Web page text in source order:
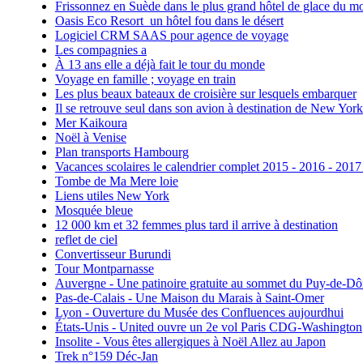
Frissonnez en Suède dans le plus grand hôtel de glace du
Oasis Eco Resort un hôtel fou dans le désert
Logiciel CRM SAAS pour agence de voyage
Les compagnies a
À 13 ans elle a déjà fait le tour du monde
Voyage en famille ; voyage en train
Les plus beaux bateaux de croisière sur lesquels embarquer
Il se retrouve seul dans son avion à destination de New York
Mer Kaikoura
Noël à Venise
Plan transports Hambourg
Vacances scolaires le calendrier complet 2015 - 2016 -
Tombe de Ma Mere loie
Liens utiles New York
Mosquée bleue
12 000 km et 32 femmes plus tard il arrive à destination
reflet de ciel
Convertisseur Burundi
Tour Montparnasse
Auvergne - Une patinoire gratuite au sommet du Puy-de-
Pas-de-Calais - Une Maison du Marais à Saint-Omer
Lyon - Ouverture du Musée des Confluences aujourdhui
États-Unis - United ouvre un 2e vol Paris CDG-Washington
Insolite - Vous êtes allergiques à Noël Allez au Japon
Trek n°159 Déc-Jan